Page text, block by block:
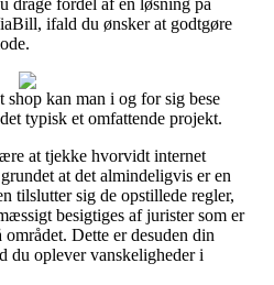
ifald du ønsker at godtgøre
kan man i og for sig bese
typisk et omfattende projekt.
at tjekke hvorvidt internet
at det almindeligvis er en
tilslutter sig de opstillede regler,
besigtiges af jurister som er
Dette er desuden din
du oplever vanskeligheder i